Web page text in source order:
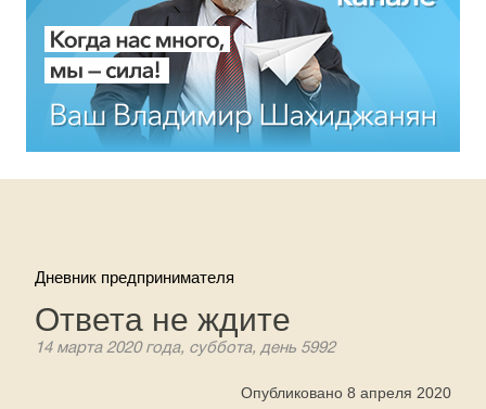
Дневник предпринимателя
Ответа не ждите
14 марта 2020 года, суббота, день 5992
Опубликовано 8 апреля 2020